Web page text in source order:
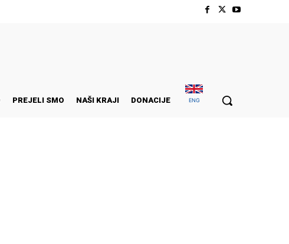
PREJELI SMO NAŠI KRAJI DONACIJE ENG